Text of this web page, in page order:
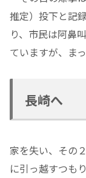
推定）投下と記
り、市民は阿鼻
ていますが、ま
長崎へ
家を失い、その
に引っ越すつも